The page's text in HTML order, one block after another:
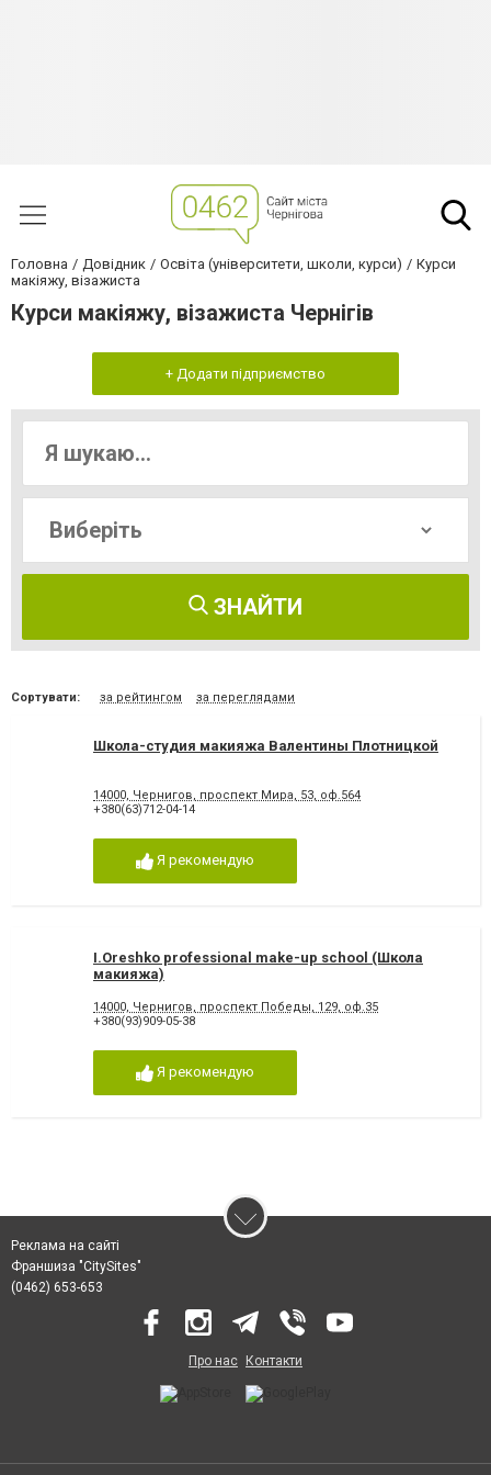
Головна Довідник Освіта (університети, школи, курси)
Курси
макіяжу, візажиста
Курси макіяжу, візажиста Чернігів
+ Додати підприємство
ЗНАЙТИ
Сортувати: за рейтингом за переглядами
Школа-студия макияжа Валентины Плотницкой
14000, Чернигов, проспект Мира, 53, оф.564
+380(63)712-04-14
Я рекомендую
I.Oreshko professional make-up school (Школа
макияжа)
14000, Чернигов, проспект Победы, 129, оф.35
+380(93)909-05-38
Я рекомендую
Реклама на сайті
Франшиза "CitySites"
(0462) 653-653
Про нас Контакти